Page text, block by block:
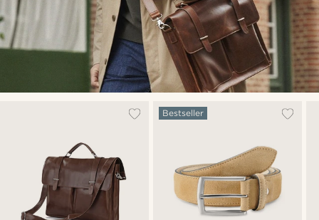
Bestseller